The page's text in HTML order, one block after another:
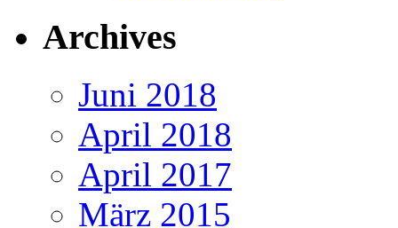
Archives
Juni 2018
April 2018
April 2017
März 2015